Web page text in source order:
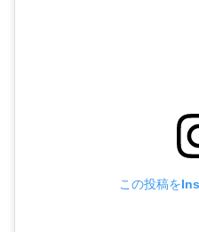
この投稿を